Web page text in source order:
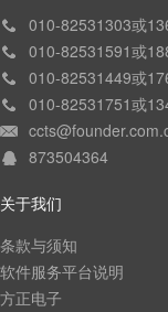
010-82531303或
010-82531591或
010-82531449或
010-82531751或
873504364
关于我们
条款与须知
软件服务平台说明
方正电子